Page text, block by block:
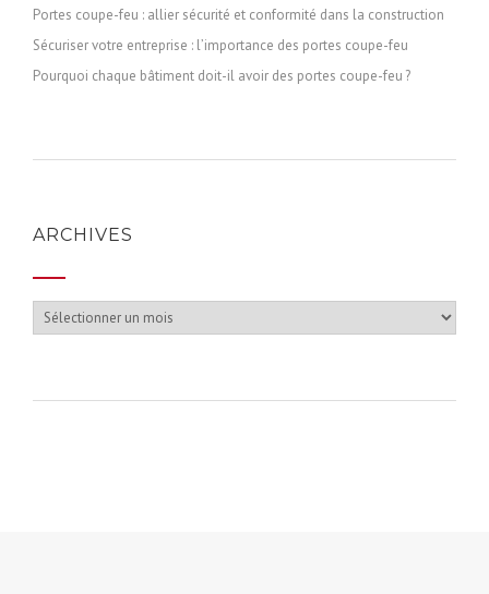
Portes coupe-feu : allier sécurité et conformité dans la construction
Sécuriser votre entreprise : l’importance des portes coupe-feu
Pourquoi chaque bâtiment doit-il avoir des portes coupe-feu ?
ARCHIVES
Archives